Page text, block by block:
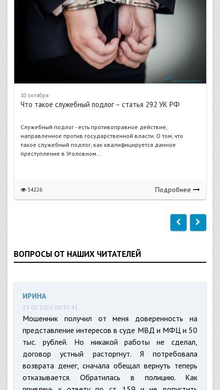
10 октября
Что такое служебный подлог – статья 292 УК РФ
Служебный подлог - есть противоправное действие,
направленное против государственной власти. О том, что
такое служебный подлог, как квалифицируется данное
преступление в Уголовном...
34226 Подробнее
ВОПРОСЫ ОТ НАШИХ ЧИТАТЕЛЕЙ
ИРИНА
23.02.2022 00:37:41
Мошенник получил от меня доверенность на
представление интересов в суде МВД и МФЦ и 50
тыс. рублей. Но никакой работы не сделал,
договор устный расторгнут. Я потребовала
возврата денег, сначала обещал вернуть теперь
отказывается. Обратилась в полицию. Как